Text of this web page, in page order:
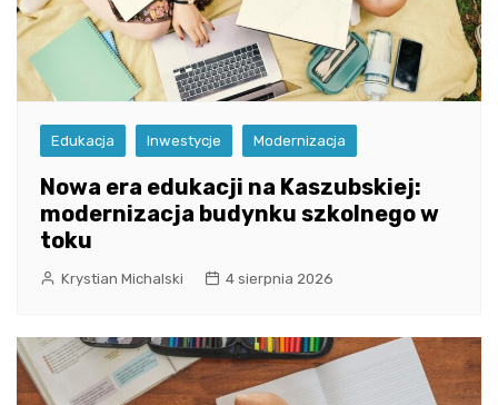
Edukacja Inwestycje Modernizacja
Nowa era edukacji na Kaszubskiej:
modernizacja budynku szkolnego w
toku
Krystian Michalski 4 sierpnia 2026